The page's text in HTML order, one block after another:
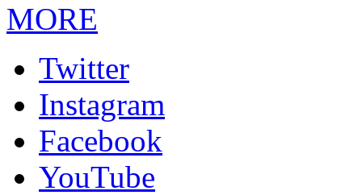
MORE
Twitter
Instagram
Facebook
YouTube